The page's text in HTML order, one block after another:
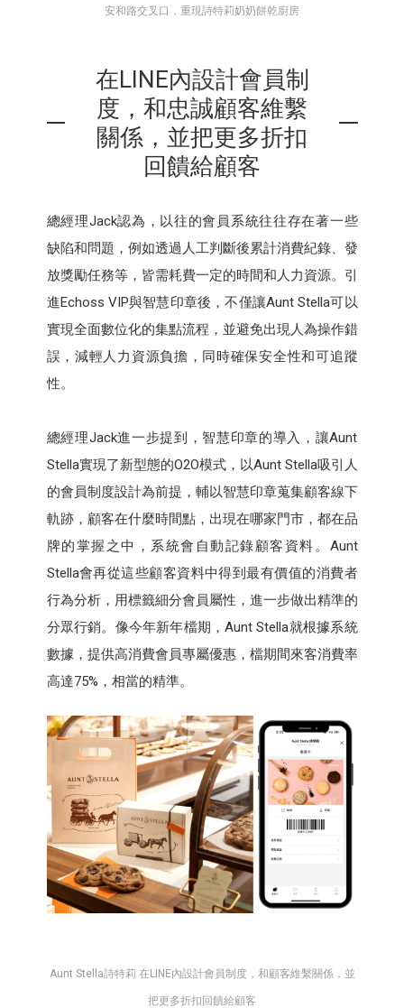
安和路交叉口，重現詩特莉奶奶餅乾廚房
在LINE內設計會員制
度，和忠誠顧客維繫
關係，並把更多折扣
回饋給顧客
總經理Jack認為，以往的會員系統往往存在著一些
缺陷和問題，例如透過人工判斷後累計消費紀錄、發
放獎勵任務等，皆需耗費一定的時間和人力資源。引
進Echoss VIP與智慧印章後，不僅讓Aunt Stella可以
實現全面數位化的集點流程，並避免出現人為操作錯
誤，減輕人力資源負擔，同時確保安全性和可追蹤
性。
總經理Jack進一步提到，智慧印章的導入，讓Aunt
Stella實現了新型態的O2O模式，以Aunt Stella吸引人
的會員制度設計為前提，輔以智慧印章蒐集顧客線下
軌跡，顧客在什麼時間點，出現在哪家門市，都在品
牌的掌握之中，系統會自動記錄顧客資料。Aunt
Stella會再從這些顧客資料中得到最有價值的消費者
行為分析，用標籤細分會員屬性，進一步做出精準的
分眾行銷。像今年新年檔期，Aunt Stella就根據系統
數據，提供高消費會員專屬優惠，檔期間來客消費率
高達75%，相當的精準。
Aunt Stella詩特莉 在LINE內設計會員制度，和顧客維繫關係，並
把更多折扣回饋給顧客